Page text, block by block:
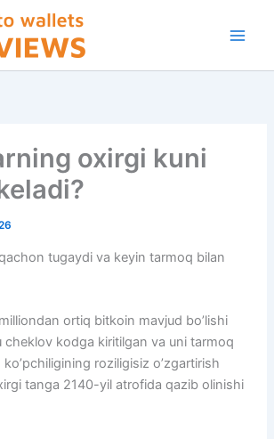
oxirgi kuni
tugaydi va keyin tarmoq bilan
ortiq bitkoin mavjud bo’lishi
cheklov kodga kiritilgan va uni tarmoq
roziligisiz o’zgartirish
tanga 2140-yil atrofida qazib olinishi